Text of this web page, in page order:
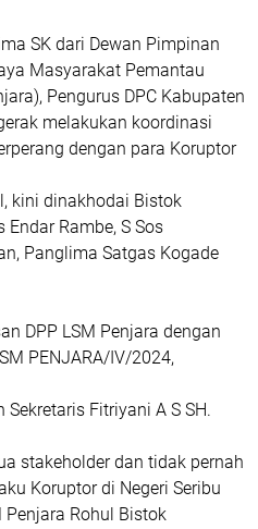
SK dari Dewan Pimpinan
Masyarakat Pemantau
Pengurus DPC Kabupaten
melakukan koordinasi
dengan para Koruptor
kini dinakhodai Bistok
Rambe, S Sos
Panglima Satgas Kogade
DPP LSM Penjara dengan
PENJARA/IV/2024,
Fitriyani A S SH.
stakeholder dan tidak pernah
Koruptor di Negeri Seribu
Penjara Rohul Bistok